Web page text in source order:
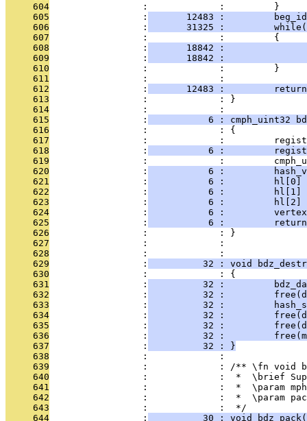
     604
                 :             :         }
     605
                 :
12483 :
     606
                 :
31325 :
     607
                 :             :         {
     608
                 :
18842 :
     609
                 :
18842 :
     610
                 :             :         }
     611
                 :             :
     612
                 :
12483 :
     613
                 :             : }
     614
                 :             :
     615
                 :
6 : cmph_uint32
     616
                 :             : {
     617
:             :
     618
                 :
6 :
     619
:             :
     620
                 :
6 :
     621
                 :
6 :         hl[0]
     622
                 :
6 :         hl[1]
     623
                 :
6 :         hl[2]
     624
                 :
6 :
     625
                 :
6 :
     626
                 :             : }
     627
                 :             :
     628
                 :             :
     629
                 :
32 : void
     630
                 :             : {
     631
                 :
32 :
     632
                 :
32 :
     633
                 :
32 :
     634
                 :
32 :
     635
                 :
32 :
     636
                 :
32 :
     637
                 :
          32 : }
     638
                 :             :
     639
:             : /** \fn void
     640
:             :  *  \brief
     641
:             :  *  \param
     642
:             :  *  \param
     643
                 :             :  */
     644
                 :
30 : void